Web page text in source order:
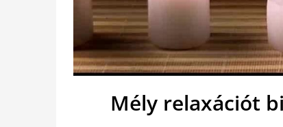
Mély relaxációt